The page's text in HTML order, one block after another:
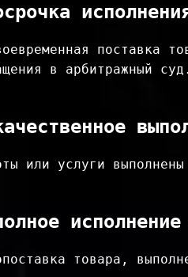
поставка
в арбитражный суд.
или услуги
товара,